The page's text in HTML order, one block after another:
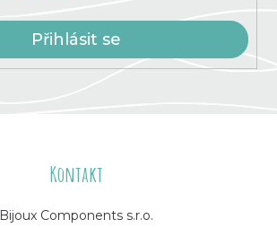
Přihlásit se
Kontakt
Bijoux Components s.r.o.